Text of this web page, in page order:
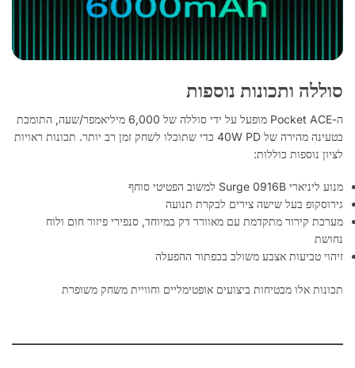
סוללה ותכונות נוספות
ה-Pocket ACE מופעל על ידי סוללה של 6,000 מיליאמפר/שעה, התומכת
בטעינה מהירה של 40W PD כדי שתוכלו לשחק זמן רב יותר. תכונות ראויות
לציון נוספות כוללות:
מנוע ליניארי Surge 0916B למשוב הפטיטי סוחף
גירוסקופ בעל שישה צירים לבקרת תנועה
מערכת קירור מתקדמת עם מאוורר דק במיוחד, סנפירי פיזור חום ולוח
נחושת
זיהוי טביעות אצבע משולב בכפתור ההפעלה
תכונות אלו מבטיחות ביצועים אופטימליים וחוויית משחק משופרת